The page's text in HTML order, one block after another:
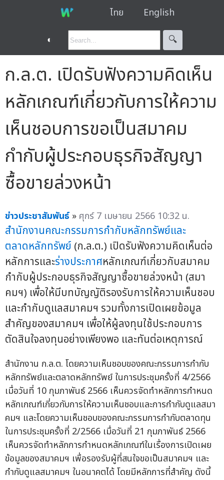
ไทย English
◐ 🔍︎
ก.ล.ต. เปิดรับฟังความคิดเห็น
หลักเกณฑ์เกี่ยวกับการให้ความ
เห็นชอบการขอเป็นสมาคม
กำกับผู้ประกอบธุรกิจสัญญา
ซื้อขายล่วงหน้า
ข่าวประชาสัมพันธ์ » ศุกร์ 7 เมษายน 2566 10:32 น.
สำนักงานคณะกรรมการกำกับหลักทรัพย์และ
ตลาดหลักทรัพย์ (ก.ล.ต.) เปิดรับฟังความคิดเห็นต่อ
หลักการและร่างประกาศหลักเกณฑ์เกี่ยวกับสมาคม
กำกับผู้ประกอบธุรกิจสัญญาซื้อขายล่วงหน้า (สมา
คมฯ) เพื่อให้มีบทบัญญัติรองรับการให้ความเห็นชอบ
และกำกับดูแลสมาคมฯ รวมทั้งการเปิดเผยข้อมูล
สำคัญของสมาคมฯ เพื่อให้ผู้ลงทุนใช้ประกอบการ
ตัดสินใจลงทุนอย่างเพียงพอ และทันต่อเหตุการณ์
สำนักงาน ก.ล.ต. โดยความเห็นชอบของคณะกรรมการกำกับ
หลักทรัพย์และตลาดหลักทรัพย์ ในการประชุมครั้งที่ 4/2566
เมื่อวันที่ 10 กุมภาพันธ์ 2566 เห็นควรจัดทำหลักการกำหนด
หลักเกณฑ์เกี่ยวกับการให้ความเห็นชอบและการกำกับดูแลสมา
คมฯ และโดยความเห็นชอบของคณะกรรมการกำกับตลาดทุน
ในการประชุมครั้งที่ 2/2566 เมื่อวันที่ 21 กุมภาพันธ์ 2566
เห็นควรจัดทำหลักการกำหนดหลักเกณฑ์ในเรื่องการเปิดเผย
ข้อมูลของสมาคมฯ เพื่อรองรับผู้ที่สนใจขอเป็นสมาคมฯ และ
กำกับดูแลสมาคมฯ ในอนาคตได้ โดยมีหลักการที่สำคัญ ดังนี้